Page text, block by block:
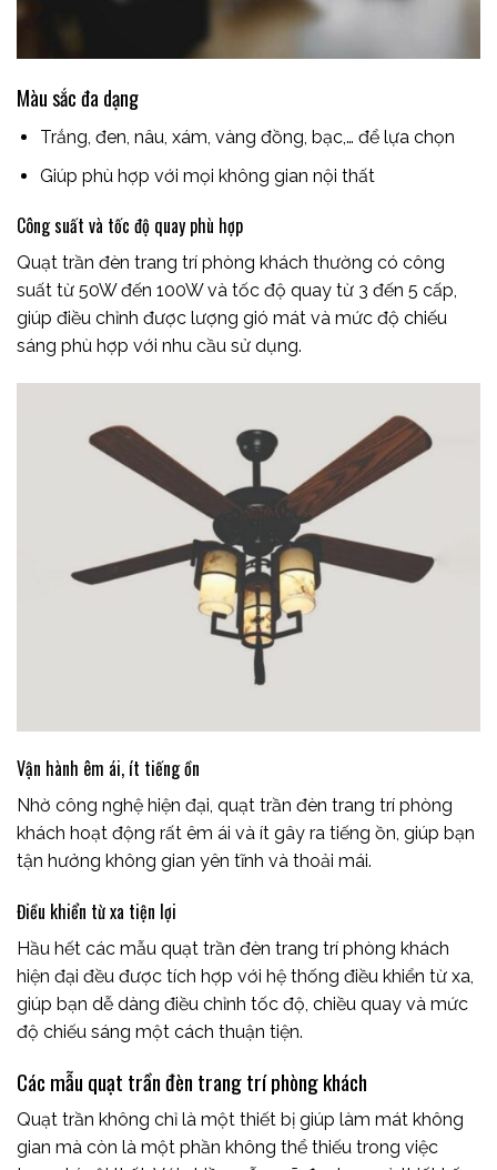
Màu sắc đa dạng
Trắng, đen, nâu, xám, vàng đồng, bạc,… để lựa chọn
Giúp phù hợp với mọi không gian nội thất
Công suất và tốc độ quay phù hợp
Quạt trần đèn trang trí phòng khách thường có công
suất từ 50W đến 100W và tốc độ quay từ 3 đến 5 cấp,
giúp điều chỉnh được lượng gió mát và mức độ chiếu
sáng phù hợp với nhu cầu sử dụng.
Vận hành êm ái, ít tiếng ồn
Nhờ công nghệ hiện đại, quạt trần đèn trang trí phòng
khách hoạt động rất êm ái và ít gây ra tiếng ồn, giúp bạn
tận hưởng không gian yên tĩnh và thoải mái.
Điều khiển từ xa tiện lợi
Hầu hết các mẫu quạt trần đèn trang trí phòng khách
hiện đại đều được tích hợp với hệ thống điều khiển từ xa,
giúp bạn dễ dàng điều chỉnh tốc độ, chiều quay và mức
độ chiếu sáng một cách thuận tiện.
Các mẫu quạt trần đèn trang trí phòng khách
Quạt trần không chỉ là một thiết bị giúp làm mát không
gian mà còn là một phần không thể thiếu trong việc